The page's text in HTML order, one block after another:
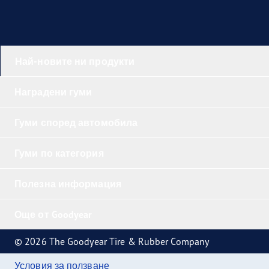
© 2026 The Goodyear Tire & Rubber Company
Условия за ползване